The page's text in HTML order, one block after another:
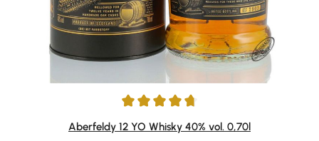
Durchschnittliche Bewertung von 4.85 von 5 Sternen
Aberfeldy 12 YO Whisky 40% vol. 0,70l